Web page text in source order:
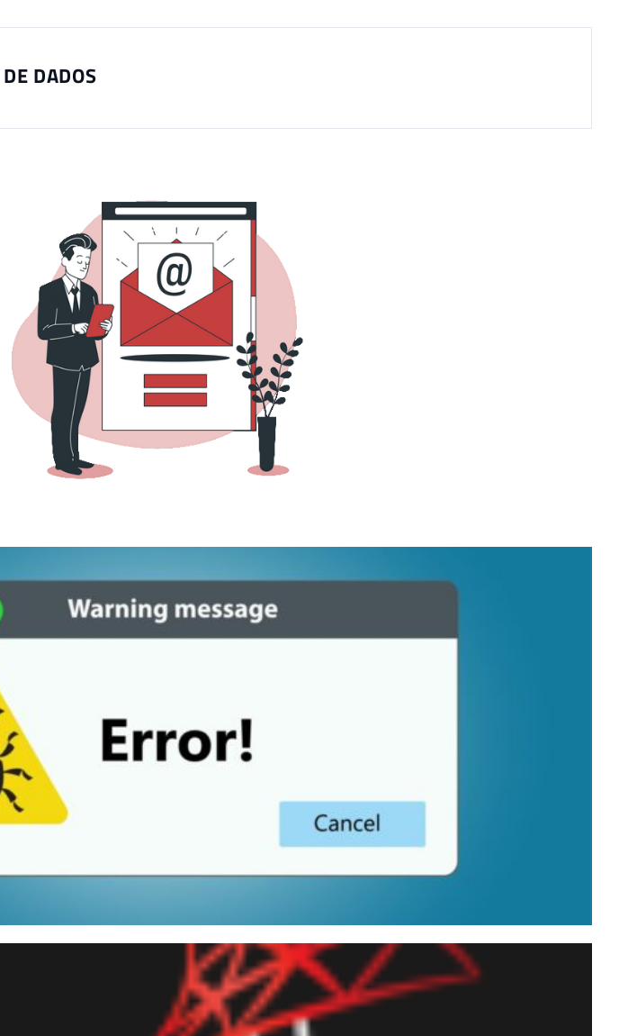
DADOS
validar e-mail e o domínio do e-mail
(C#)
or binary data would be truncated: O
a causa raiz e como corrigir